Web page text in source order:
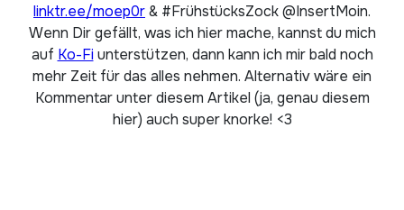
linktr.ee/moep0r& #FrühstücksZock @InsertMoin.
Wenn Dir gefällt, was ich hier mache, kannst du mich
auf Ko-Fiunterstützen, dann kann ich mir bald noch
mehr Zeit für das alles nehmen. Alternativ wäre ein
Kommentar unter diesem Artikel (ja, genau diesem
hier) auch super knorke! <3